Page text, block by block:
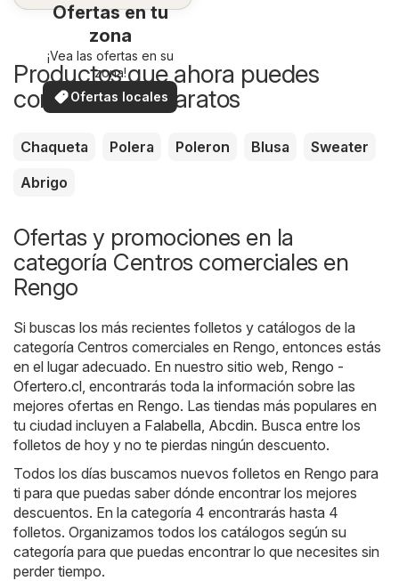
Ofertas en tu
zona
¡Vea las ofertas en su
zona!
Ofertas locales
Productos que ahora puedes
comprar más baratos
Chaqueta Polera Poleron Blusa
Sweater
Abrigo
Ofertas y promociones en la
categoría Centros comerciales en
Rengo
Si buscas los más recientes folletos y catálogos de la
categoría Centros comerciales en Rengo, entonces estás
en el lugar adecuado. En nuestro sitio web, Rengo -
Ofertero.cl , encontrarás toda la información sobre las
mejores ofertas en Rengo. Las tiendas más populares en
tu ciudad incluyen a Falabella Abcdin. Busca entre los
folletos de hoy y no te pierdas ningún descuento.
Todos los días buscamos nuevos folletos en Rengo para
ti para que puedas saber dónde encontrar los mejores
descuentos. En la categoría 4 encontrarás hasta 4
folletos. Organizamos todos los catálogos según su
categoría para que puedas encontrar lo que necesites sin
perder tiempo.